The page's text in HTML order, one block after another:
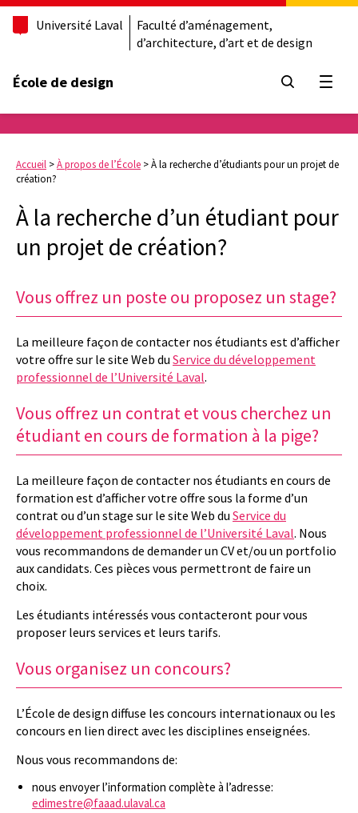
Université Laval
Faculté d’aménagement,
d’architecture, d’art et de design
École de design
Accueil >À propos de l’École >À la recherche d’étudiants pour un projet de
création?
À la recherche d’un étudiant pour
un projet de création?
Vous offrez un poste ou proposez un stage?
La meilleure façon de contacter nos étudiants est d’afficher
votre offre sur le site Web du Service du développement
professionnel de l’Université Laval.
Vous offrez un contrat et vous cherchez un
étudiant en cours de formation à la pige?
La meilleure façon de contacter nos étudiants en cours de
formation est d’afficher votre offre sous la forme d’un
contrat ou d’un stage sur le site Web du Service du
développement professionnel de l’Université Laval. Nous
vous recommandons de demander un CV et/ou un portfolio
aux candidats. Ces pièces vous permettront de faire un
choix.
Les étudiants intéressés vous contacteront pour vous
proposer leurs services et leurs tarifs.
Vous organisez un concours?
L’École de design diffuse les concours internationaux ou les
concours en lien direct avec les disciplines enseignées.
Nous vous recommandons de:
nous envoyer l’information complète à l’adresse:
edimestre@faaad.ulaval.ca